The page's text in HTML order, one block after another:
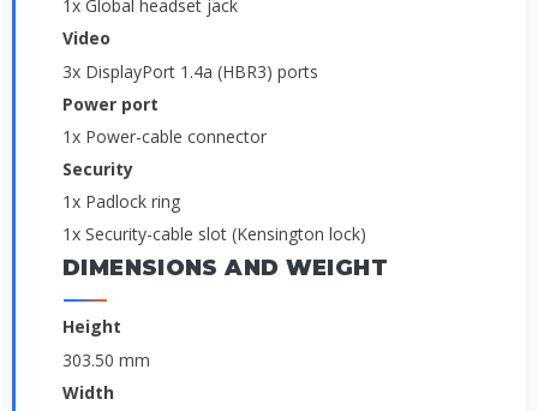
1x Global headset jack
Video
3x DisplayPort 1.4a (HBR3) ports
Power port
1x Power-cable connector
Security
1x Padlock ring
1x Security-cable slot (Kensington lock)
DIMENSIONS AND WEIGHT
Height
303.50 mm
Width